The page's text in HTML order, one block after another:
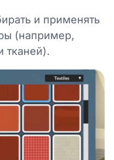
и применять
(например,
тканей).